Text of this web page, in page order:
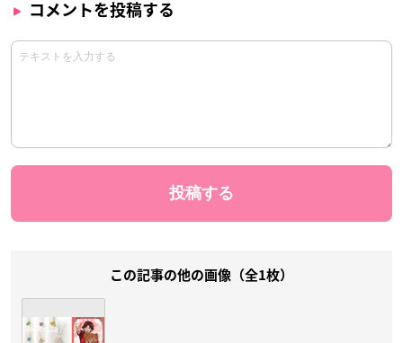
コメントを投稿する
この記事の他の画像（全1枚）